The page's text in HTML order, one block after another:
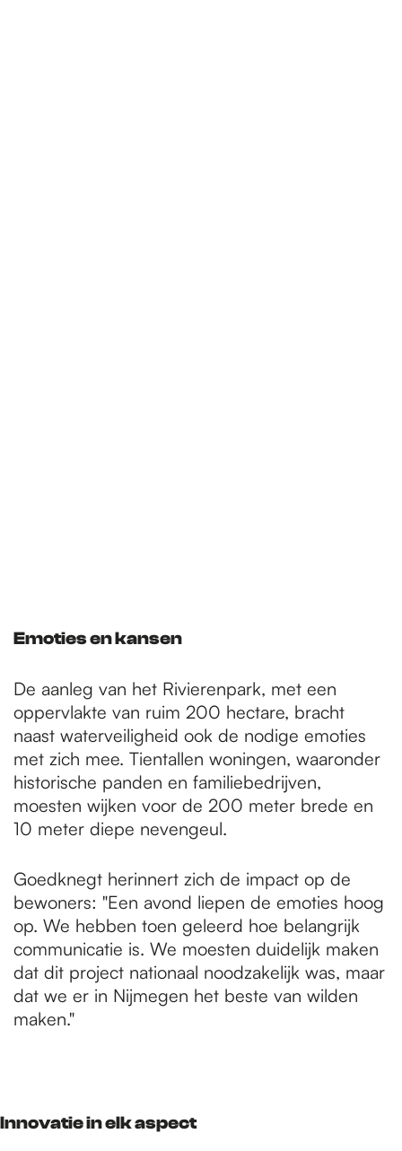
Emoties en kansen
De aanleg van het Rivierenpark, met een
oppervlakte van ruim 200 hectare, bracht
naast waterveiligheid ook de nodige emoties
met zich mee. Tientallen woningen, waaronder
historische panden en familiebedrijven,
moesten wijken voor de 200 meter brede en
10 meter diepe nevengeul.
Goedknegt herinnert zich de impact op de
bewoners: "Een avond liepen de emoties hoog
op. We hebben toen geleerd hoe belangrijk
communicatie is. We moesten duidelijk maken
dat dit project nationaal noodzakelijk was, maar
dat we er in Nijmegen het beste van wilden
maken."
Innovatie in elk aspect